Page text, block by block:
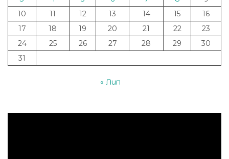
10
11 12 13 14 15
16
17
18 19 20 21 22
23
24
25 26 27 28 29
30
31
« Лип